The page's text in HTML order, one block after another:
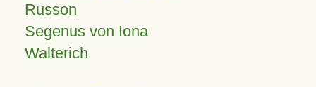
Russon
Segenus von Iona
Walterich